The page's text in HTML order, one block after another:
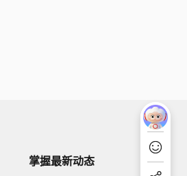
掌握最新动态